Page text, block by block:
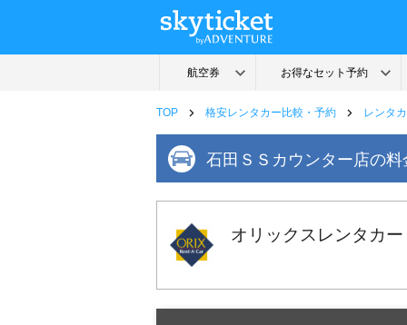
TOP 格安レンタカー比較・予約 レンタ
石田ＳＳカウンター店の料
オリックスレンタカ